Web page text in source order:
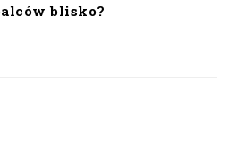
blisko?